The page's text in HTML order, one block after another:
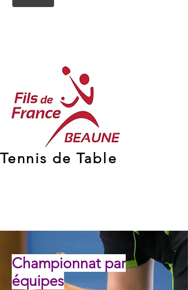
Tennis de Table
Championnat par
équipes